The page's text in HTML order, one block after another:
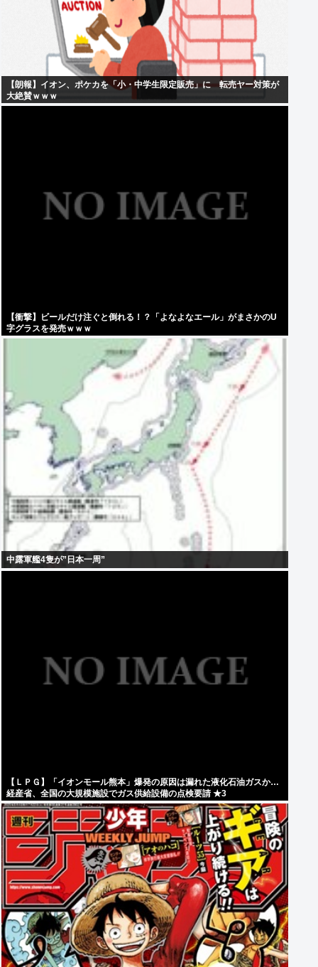
【朗報】イオン、ポケカを「小・中学生限定販売」に 転売ヤー対策が
大絶賛ｗｗｗ
【衝撃】ビールだけ注ぐと倒れる！？「よなよなエール」がまさかのU
字グラスを発売ｗｗｗ
中露軍艦4隻が”日本一周”
【ＬＰＧ】「イオンモール熊本」爆発の原因は漏れた液化石油ガスか…
経産省、全国の大規模施設でガス供給設備の点検要請 ★3